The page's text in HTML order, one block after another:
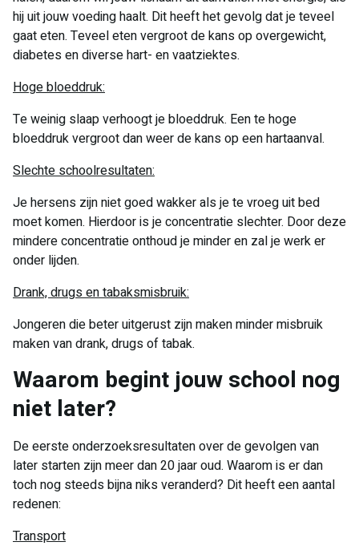
hij uit jouw voeding haalt. Dit heeft het gevolg dat je teveel
gaat eten. Teveel eten vergroot de kans op overgewicht,
diabetes en diverse hart- en vaatziektes.
Hoge bloeddruk:
Te weinig slaap verhoogt je bloeddruk. Een te hoge
bloeddruk vergroot dan weer de kans op een hartaanval.
Slechte schoolresultaten:
Je hersens zijn niet goed wakker als je te vroeg uit bed
moet komen. Hierdoor is je concentratie slechter. Door deze
mindere concentratie onthoud je minder en zal je werk er
onder lijden.
Drank, drugs en tabaksmisbruik:
Jongeren die beter uitgerust zijn maken minder misbruik
maken van drank, drugs of tabak.
Waarom begint jouw school nog
niet later?
De eerste onderzoeksresultaten over de gevolgen van
later starten zijn meer dan 20 jaar oud. Waarom is er dan
toch nog steeds bijna niks veranderd? Dit heeft een aantal
redenen:
Transport